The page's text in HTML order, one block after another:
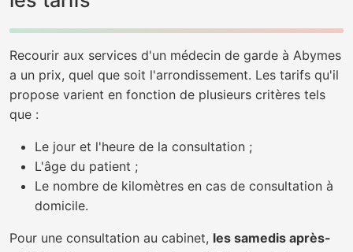
Recourir aux services d'un médecin de garde à Abymes
a un prix, quel que soit l'arrondissement. Les tarifs qu'il
propose varient en fonction de plusieurs critères tels
que :
Le jour et l'heure de la consultation ;
L'âge du patient ;
Le nombre de kilomètres en cas de consultation à
domicile.
Pour une consultation au cabinet, les samedis après-